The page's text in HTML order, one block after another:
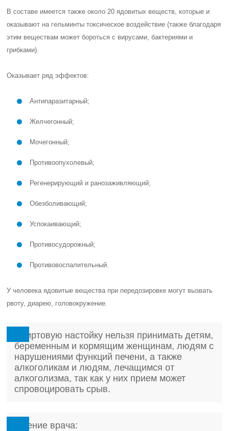
В составе имеется также около 20 ядовитых веществ, которые и
оказывают на гельминты токсическое воздействие (также благодаря
этим веществам может бороться с вирусами, бактериями и
грибками).
Оказывает ряд эффектов:
Антипаразитарный;
Желчегонный;
Мочегонный;
Противоопухолевый;
Регенерирующий и ранозаживляющий;
Обезболивающий;
Успокаивающий;
Противосудорожный;
Противовоспалительный.
У человека ядовитые вещества при передозировке могут вызвать
рвоту, диарею, головокружение.
Спиртовую настойку нельзя принимать детям,
беременным и кормящим женщинам, людям с
нарушениями функций печени, а также
алкоголикам и людям, лечащимся от
алкоголизма, так как у них прием может
спровоцировать срыв.
Мнение врача: